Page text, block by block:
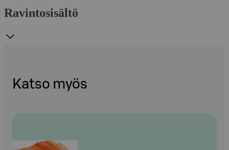
Ravintosisältö
Katso myös